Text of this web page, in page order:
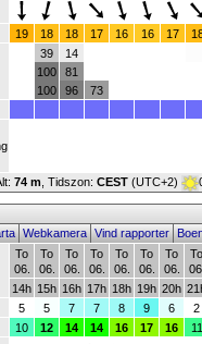
19 18 18 17 16 16 17
39
100
100
14
81
96
73
74 m , Tidszon: CEST (UTC+2)
WebkameraVind rapporter
To
06.
To
06.
To
06.
To
06.
To
06.
To
06.
To
06.
To
14h 15h 16h 17h 18h 19h 20h
5 5 7 7 8 9 6
2
10 12 14 14 16 17 16
11